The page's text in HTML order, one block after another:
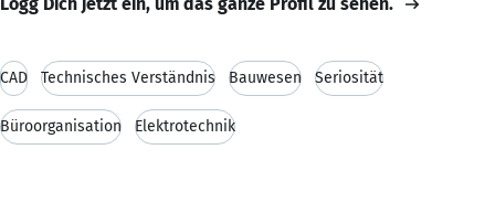
CAD Technisches Verständnis Bauwesen Seriosität
Büroorganisation Elektrotechnik